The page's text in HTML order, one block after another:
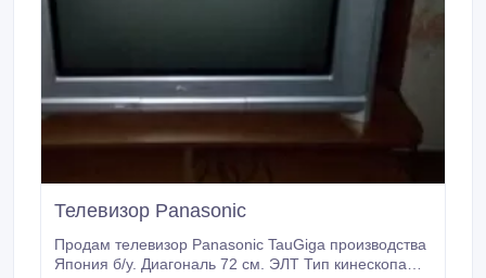
Телевизор Panasonic
Продам телевизор Panasonic TauGiga производства
Япония б/у. Диагональ 72 см. ЭЛТ Тип кинескопа